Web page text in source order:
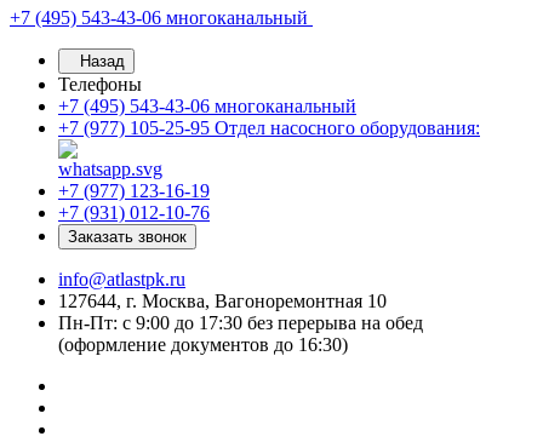
+7 (495) 543-43-06 многоканальный
Назад
Телефоны
+7 (495) 543-43-06 многоканальный
+7 (977) 105-25-95 Отдел насосного оборудования:
+7 (977) 123-16-19
+7 (931) 012-10-76
Заказать звонок
info@atlastpk.ru
127644, г. Москва, Вагоноремонтная 10
Пн-Пт: с 9:00 до 17:30 без перерыва на обед
(оформление документов до 16:30)